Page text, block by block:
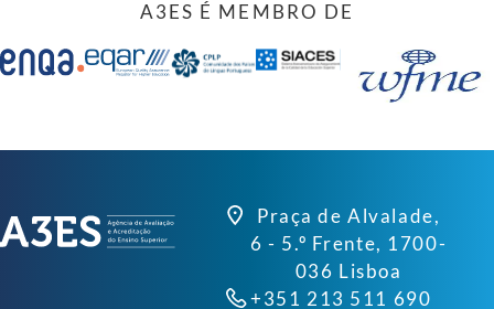
A3ES É MEMBRO DE
Praça de Alvalade,
6 - 5.º Frente, 1700-
036 Lisboa
+351 213 511 690